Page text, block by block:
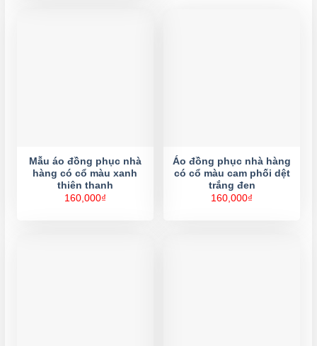
Mẫu áo đồng phục nhà
hàng có cổ màu xanh
thiên thanh
160,000₫
Áo đồng phục nhà hàng
có cổ màu cam phối dệt
trắng đen
160,000₫